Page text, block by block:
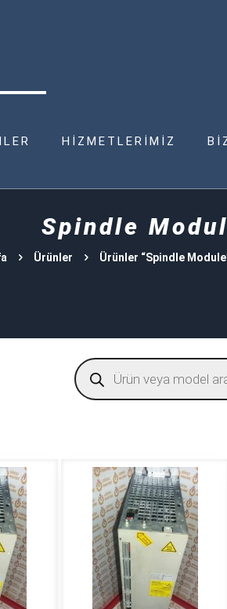
HİZMETLERİMİZ
Spindle
Ürünler Ürünler “Spindle
Products
search